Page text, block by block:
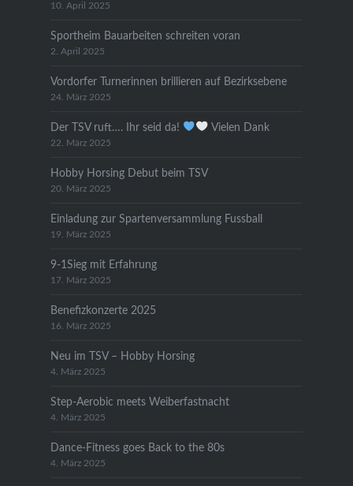
10. April 2025
Sportheim Bauarbeiten schreiten voran
2. April 2025
Vordorfer Turnerinnen brillieren auf Bezirksebene
24. März 2025
Der TSV ruft…. Ihr seid da! Vielen Dank
22. März 2025
Hobby Horsing Debut beim TSV
20. März 2025
Einladung zur Spartenversammlung Fussball
19. März 2025
9-1Sieg mit Erfahrung
17. März 2025
Benefizkonzerte 2025
16. März 2025
Neu im TSV – Hobby Horsing
4. März 2025
Step-Aerobic meets Weiberfastnacht
4. März 2025
Dance-Fitness goes Back to the 80s
4. März 2025